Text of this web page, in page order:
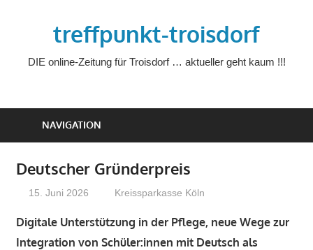
treffpunkt-troisdorf
DIE online-Zeitung für Troisdorf … aktueller geht kaum !!!
NAVIGATION
Deutscher Gründerpreis
15. Juni 2026 treffpunkt
Kreissparkasse Köln
Digitale Unterstützung in der Pflege, neue Wege zur
Integration von Schüler:innen mit Deutsch als